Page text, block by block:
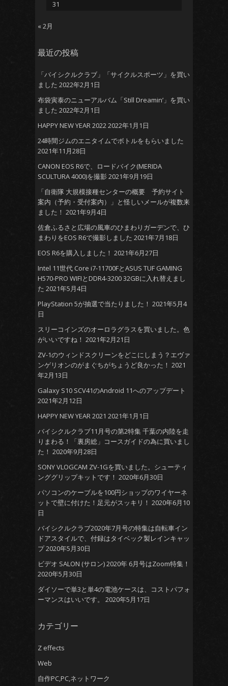
31
« 2月
最近の投稿
「バイシクルクラブ」「サイクルスポーツ」を買い
ました 2022年2月1日
布袋寅泰のニューアルバム「Still Dreamin’」を買い
ました 2022年2月1日
HAPPY NEW YEAR 20222022年1月1日
24時間ジムのエニタイムでボトルをもらいました
2021年11月28日
CANON EOS R6で、ロードバイク(MERIDA
SCULTURA 4000)を撮影 2021年9月19日
「自衛隊 大規模接種センターの概要 予約サイト
案内（予約・受付案内）」と怪しいメールが複数来
ました！ 2021年9月4日
佐倉ふるさと広場の風車のひまわりガーデンで、ひ
まわりをEOS R6で撮影しました 2021年7月18日
EOS R6を購入しました！ 2021年6月27日
Intel 11世代 Core i7-11700FとASUS TUF GAMING
H570-PRO WIFIとDDR4-3200 32GBに入れ替えまし
た 2021年5月4日
PlayStation 5が抽選で当たりました！ 2021年5月4
日
スリーコインズのオーロラグラスを買いました。色
がいいですね！ 2021年2月21日
ZV-1のウィンドスクリーンをどこにしまう？エヴァ
ンゲリオンのがまぐちがちょうど良かった！ 2021
年2月13日
Galaxy S10 SCV41のAndroid 11へのアップデート
2021年2月12日
HAPPY NEW YEAR 2021 2021年1月1日
バイシクルクラブ11月号の第2特集 千葉の内陸を走
りまわる！「裏房総」コースガイドの為に買いまし
た！ 2020年9月28日
SONY VLOGCAM ZV-1Gを買いました。シューティ
ンググリップキットです！ 2020年6月30日
パソコンのケーブルを100円ショップのワイヤーネ
ットで壁に付けた！足元がスッキリ！ 2020年6月10
日
バイシクルクラブ2020年7月号の特集は自転車イン
ドアスタイルで、付録はタイベック製レインキャッ
プ2020年5月30日
ビデオ SALON (サロン) 2020年 6月号はZoom特集！
2020年5月30日
ダイソーで単3と単4の電池ケースは、コストパフォ
ーマンスはいいです。
2020年5月17日
カテゴリー
Z effects
Web
自作PC,PC,ネットワーク